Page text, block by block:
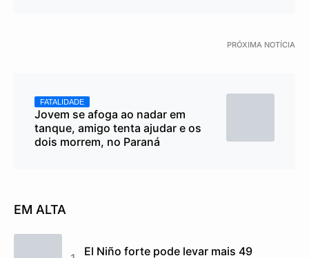
PRÓXIMA NOTÍCIA
FATALIDADE
Jovem se afoga ao nadar em
tanque, amigo tenta ajudar e os
dois morrem, no Paraná
EM ALTA
El Niño forte pode levar mais 49